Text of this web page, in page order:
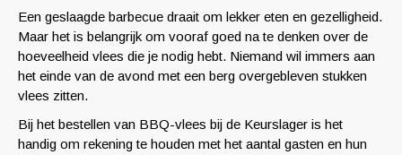
Een geslaagde barbecue draait om lekker eten en gezelligheid.
Maar het is belangrijk om vooraf goed na te denken over de
hoeveelheid vlees die je nodig hebt. Niemand wil immers aan
het einde van de avond met een berg overgebleven stukken
vlees zitten.
Bij het bestellen van BBQ-vlees bij de Keurslager is het
handig om rekening te houden met het aantal gasten en hun